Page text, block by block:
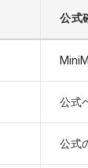
公式
公式
公式